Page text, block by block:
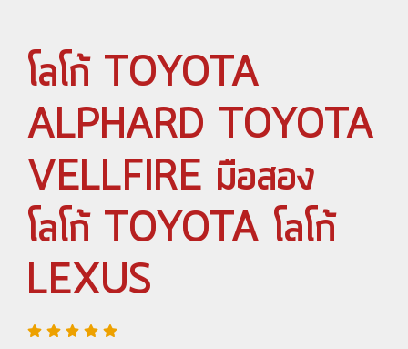
โลโก้ TOYOTA
ALPHARD TOYOTA
VELLFIRE มือสอง
โลโก้ TOYOTA โลโก้
LEXUS